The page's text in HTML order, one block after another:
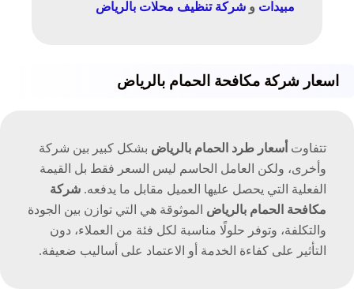
مبيدات و شركة تنظيف محلات بالرياض
اسعار شركة مكافحة الحمام بالرياض
تتفاوت أسعار طرد الحمام بالرياض بشكل كبير بين شركة
وأخرى، ولكن العامل الحاسم ليس السعر فقط بل القيمة
الفعلية التي يحصل عليها العميل مقابل ما يدفعه. شركة
مكافحة الحمام بالرياض الموثوقة هي التي توازن بين الجودة
والتكلفة، وتوفر حلولًا مناسبة لكل فئة من العملاء، دون
التأثير على كفاءة الخدمة أو الاعتماد على أساليب ضعيفة.